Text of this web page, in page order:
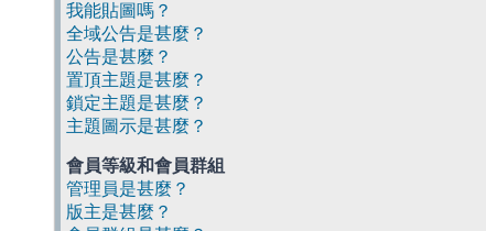
我能貼圖嗎？
全域公告是甚麼？
公告是甚麼？
置頂主題是甚麼？
鎖定主題是甚麼？
主題圖示是甚麼？
會員等級和會員群組
管理員是甚麼？
版主是甚麼？